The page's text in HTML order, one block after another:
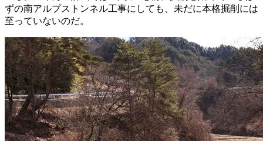
ずの南アルプストンネル工事にしても、未だに本格掘削には
至っていないのだ。